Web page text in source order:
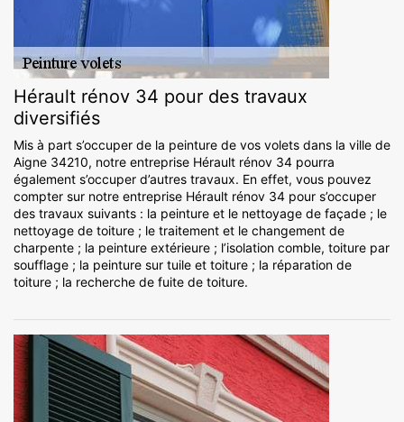
Hérault rénov 34 pour des travaux
diversifiés
Mis à part s’occuper de la peinture de vos volets dans la ville de
Aigne 34210, notre entreprise Hérault rénov 34 pourra
également s’occuper d’autres travaux. En effet, vous pouvez
compter sur notre entreprise Hérault rénov 34 pour s’occuper
des travaux suivants : la peinture et le nettoyage de façade ; le
nettoyage de toiture ; le traitement et le changement de
charpente ; la peinture extérieure ; l’isolation comble, toiture par
soufflage ; la peinture sur tuile et toiture ; la réparation de
toiture ; la recherche de fuite de toiture.